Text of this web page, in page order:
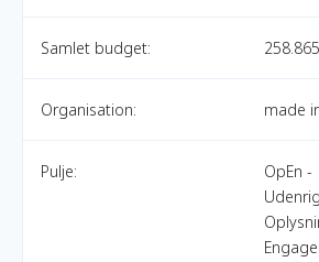
Samlet budget:
Organisation: made
Pulje:
OpEn -